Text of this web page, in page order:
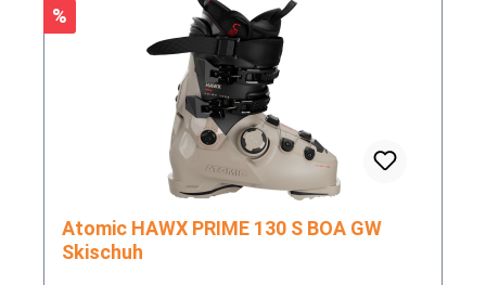
Rabatt
%
Atomic HAWX PRIME 130 S BOA GW
Skischuh